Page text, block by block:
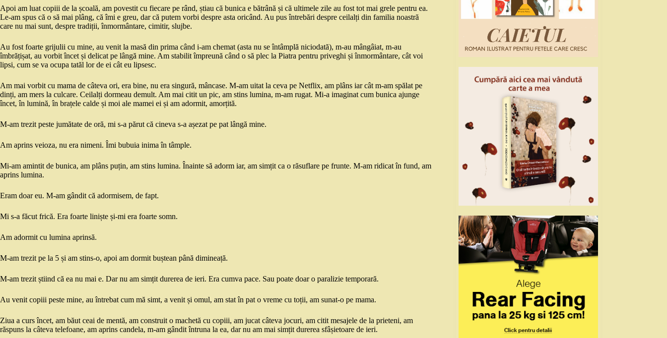
Apoi am luat copiii de la școală, am povestit cu fiecare pe rând, știau că bunica e bătrână și că ultimele zile au fost tot mai grele pentru ea.
Le-am spus că o să mai plâng, că îmi e greu, dar că putem vorbi despre asta oricând. Au pus întrebări despre ceilalți din familia noastră
care nu mai sunt, despre tradiții, înmormântare, cimitir, slujbe.
Au fost foarte grijulii cu mine, au venit la masă din prima când i-am chemat (asta nu se întâmplă niciodată), m-au mângâiat, m-au
îmbrățișat, au vorbit încet și delicat pe lângă mine. Am stabilit împreună când o să plec la Piatra pentru priveghi și înmormântare, cât voi
lipsi, cum se va ocupa tatăl lor de ei cât eu lipsesc.
Am mai vorbit cu mama de câteva ori, era bine, nu era singură, mâncase. M-am uitat la ceva pe Netflix, am plâns iar cât m-am spălat pe
dinți, am mers la culcare. Ceilalți dormeau demult. Am mai citit un pic, am stins lumina, m-am rugat. Mi-a imaginat cum bunica ajunge
încet, în lumină, în brațele calde și moi ale mamei ei și am adormit, amorțită.
M-am trezit peste jumătate de oră, mi s-a părut că cineva s-a așezat pe pat lângă mine.
Am aprins veioza, nu era nimeni. Îmi bubuia inima în tâmple.
Mi-am amintit de bunica, am plâns puțin, am stins lumina. Înainte să adorm iar, am simțit ca o răsuflare pe frunte. M-am ridicat în fund, am
aprins lumina.
Eram doar eu. M-am gândit că adormisem, de fapt.
Mi s-a făcut frică. Era foarte liniște și-mi era foarte somn.
Am adormit cu lumina aprinsă.
M-am trezit pe la 5 și am stins-o, apoi am dormit buștean până dimineață.
M-am trezit știind că ea nu mai e. Dar nu am simțit durerea de ieri. Era cumva pace. Sau poate doar o paralizie temporară.
Au venit copiii peste mine, au întrebat cum mă simt, a venit și omul, am stat în pat o vreme cu toții, am sunat-o pe mama.
Ziua a curs încet, am băut ceai de mentă, am construit o machetă cu copiii, am jucat câteva jocuri, am citit mesajele de la prieteni, am
răspuns la câteva telefoane, am aprins candela, m-am gândit întruna la ea, dar nu am mai simțit durerea sfâșietoare de ieri.